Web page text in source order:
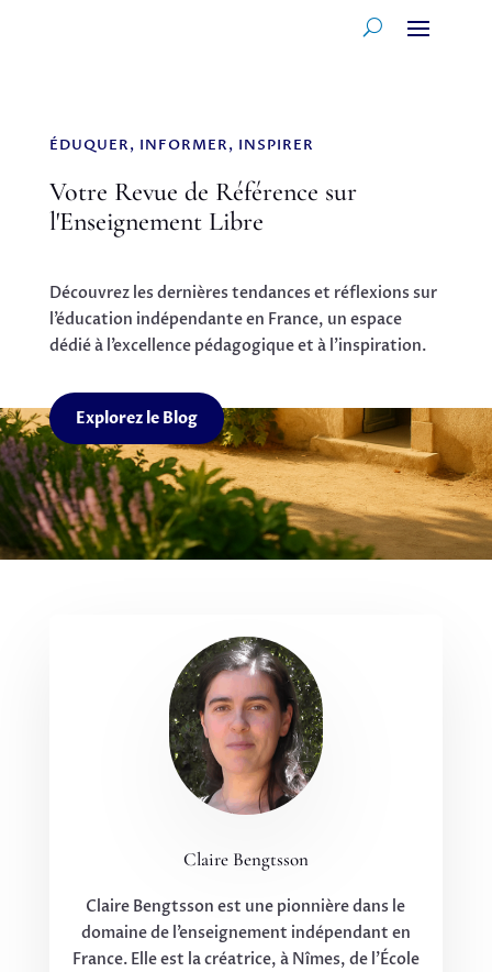
ÉDUQUER, INFORMER, INSPIRER
Votre Revue de Référence sur
l'Enseignement Libre
Découvrez les dernières tendances et réflexions sur
l’éducation indépendante en France, un espace
dédié à l’excellence pédagogique et à l’inspiration.
Explorez le Blog
Claire Bengtsson
Claire Bengtsson est une pionnière dans le
domaine de l’enseignement indépendant en
France. Elle est la créatrice, à Nîmes, de l’École